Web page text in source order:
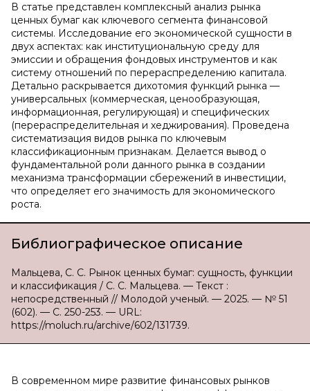
В статье представлен комплексный анализ рынка
ценных бумаг как ключевого сегмента финансовой
системы. Исследование его экономической сущности в
двух аспектах: как институциональную среду для
эмиссии и обращения фондовых инструментов и как
систему отношений по перераспределению капитала.
Детально раскрывается дихотомия функций рынка —
универсальных (коммерческая, ценообразующая,
информационная, регулирующая) и специфических
(перераспределительная и хеджирования). Проведена
систематизация видов рынка по ключевым
классификационным признакам. Делается вывод о
фундаментальной роли данного рынка в создании
механизма трансформации сбережений в инвестиции,
что определяет его значимость для экономического
роста.
Библиографическое описание
Мальцева, С. С. Рынок ценных бумаг: сущность, функции
и классификация / С. С. Мальцева. — Текст :
непосредственный // Молодой ученый. — 2025. — № 51
(602). — С. 250-253. — URL:
https://moluch.ru/archive/602/131739.
В современном мире развитие финансовых рынков